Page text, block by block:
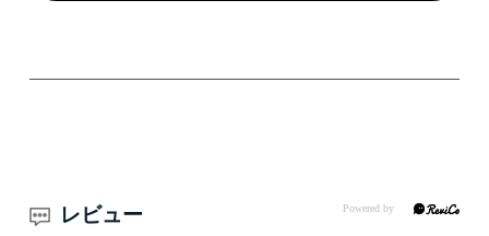
レビュー